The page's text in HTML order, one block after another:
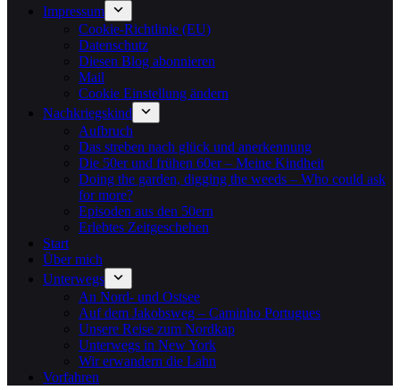
Impressum
Cookie-Richtlinie (EU)
Datenschutz
Diesen Blog abonnieren
Mail
Cookie Einstellung ändern
Nachkriegskind
Aufbruch
Das streben nach glück und anerkennung
Die 50er und frühen 60er – Meine Kindheit
Doing the garden, digging the weeds – Who could ask
for more?
Episoden aus den 50ern
Erlebtes Zeitgeschehen
Start
Über mich
Unterwegs
An Nord- und Ostsee
Auf dem Jakobsweg – Caminho Portugues
Unsere Reise zum Nordkap
Unterwegs in New York
Wir erwandern die Lahn
Vorfahren